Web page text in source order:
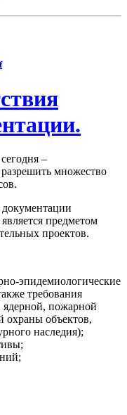
–
множество
документации
предметом
проектов.
эпидемиологические
требования
пожарной
охраны объектов,
наследия);